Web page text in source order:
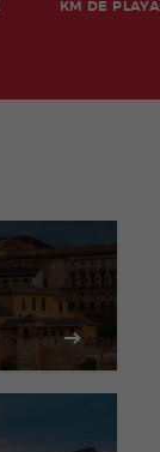
KM DE PLAYA